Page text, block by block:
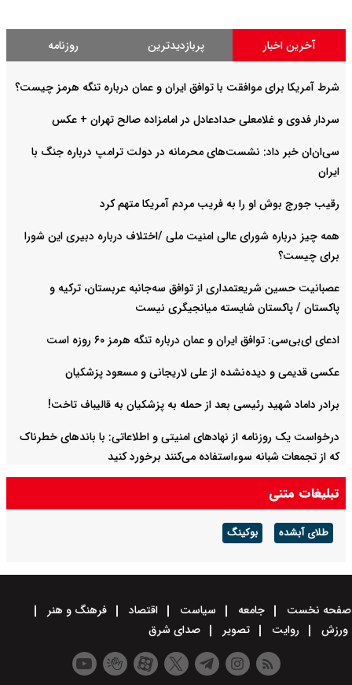
آخرین اخبار پربازدیدترین روزنامه
شرط آمریکا برای موافقت با توافق ایران و عمان درباره تنگه هرمز چیست؟
سردار فدوی و غلامعلی حدادعادل در امامزاده صالح تهران + عکس
سی‌ان‌ان خبر داد: نشست‌های محرمانه در دولت ترامپ درباره جنگ با
ایران
رقیب جورج بوش او را به فریب مردم آمریکا متهم کرد
همه چیز درباره شورای عالی امنیت ملی /اختلاف درباره دبیری این شورا
برای چیست؟
عصبانیت حسین شریعتمداری از توافق سه‌جانبه عربستان، ترکیه و
پاکستان / پاکستان شایسته میانجیگری نیست
ادعای ای‌بی‌سی: توافق ایران و عمان درباره تنگه هرمز ۶۰ روزه است
عکسی قدیمی و دیده‌نشده از علی لاریجانی و مسعود پزشکیان
برادر داماد شهید رئیسی بعد از حمله به پزشکیان به قالیباف تاخت!
درخواست یک روزنامه از نهادهای امنیتی و اطلاعاتی: با باند‌های خطرناک
که از تجمعات شبانه سوءاستفاده می‌کنند برخورد کنید
تبلیغات متنی
طلای آبشده بوکینگ
صفحه نخست جامعه سیاست اقتصاد
فرهنگ و هنر
ورزش
روایت تصویر صدای شرق